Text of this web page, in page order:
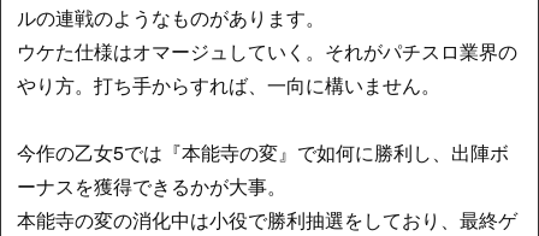
ルの連戦のようなものがあります。
ウケた仕様はオマージュしていく。それがパチスロ業界の
やり方。打ち手からすれば、一向に構いません。
今作の乙女5では『本能寺の変』で如何に勝利し、出陣ボ
ーナスを獲得できるかが大事。
本能寺の変の消化中は小役で勝利抽選をしており、最終ゲ